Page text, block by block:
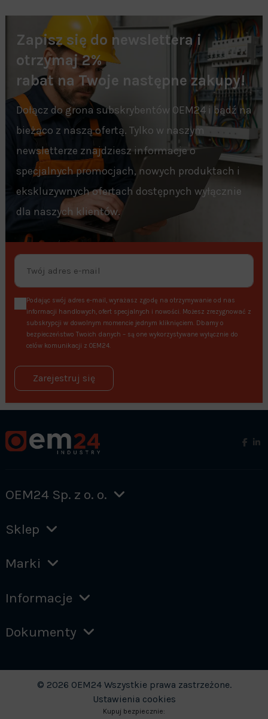
Zapisz się do newslettera i
otrzymaj 2%
rabat na Twoje następne zakupy!
Dołącz do grona subskrybentów OEM24 i bądź na
bieżąco z naszą ofertą. Tylko w naszym
newsletterze znajdziesz informacje o
specjalnych promocjach, nowych produktach i
ekskluzywnych ofertach dostępnych wyłącznie
dla naszych klientów.
Podając swój adres e-mail, wyrażasz zgodę na otrzymywanie od nas
informacji handlowych, ofert specjalnych i nowości. Możesz zrezygnować z
subskrypcji w dowolnym momencie jednym kliknięciem. Dbamy o
bezpieczeństwo Twoich danych – są one wykorzystywane wyłącznie do
celów komunikacji z OEM24.
Zarejestruj się
OEM24 Sp. z o. o.
Sklep
Marki
Informacje
Dokumenty
© 2026 OEM24 Wszystkie prawa zastrzeżone.
Ustawienia cookies
Kupuj bezpiecznie: